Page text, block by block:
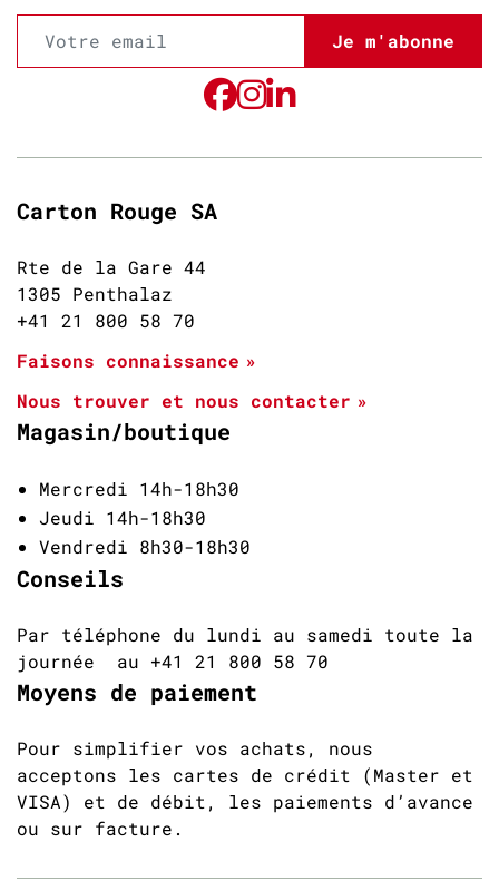
Je m'abonne
Carton Rouge SA
Rte de la Gare 44
1305 Penthalaz
+41 21 800 58 70
Faisons connaissance
Nous trouver et nous contacter
Magasin/boutique
Mercredi 14h-18h30
Jeudi 14h-18h30
Vendredi 8h30-18h30
Conseils
Par téléphone du lundi au samedi toute la
journée au +41 21 800 58 70
Moyens de paiement
Pour simplifier vos achats, nous
acceptons les cartes de crédit (Master et
VISA) et de débit, les paiements d’avance
ou sur facture.